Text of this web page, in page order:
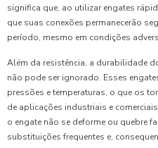
significa que, ao utilizar engates
que suas conexões permanecerão
período, mesmo em condições
Além da resistência, a durabilidade
não pode ser ignorado. Esses
pressões e temperaturas, o que os
de aplicações industriais e
o engate não se deforme ou quebre
substituições frequentes e,